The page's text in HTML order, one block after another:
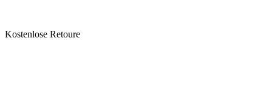
Kostenlose Retoure